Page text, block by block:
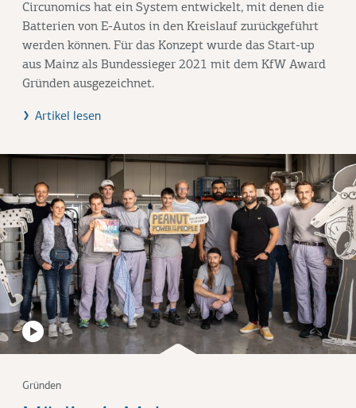
Circunomics hat ein System entwickelt, mit denen die
Batterien von E-Autos in den Kreislauf zurückgeführt
werden können. Für das Konzept wurde das Start-up
aus Mainz als Bundessieger 2021 mit dem KfW Award
Gründen ausgezeichnet.
Artikel lesen
Gründen